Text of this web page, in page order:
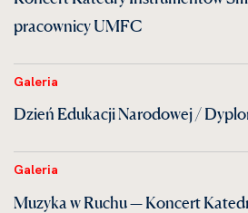
pracownicy UMFC
Galeria
Dzień Edukacji Narodowej /
Galeria
Muzyka w Ruchu — Koncert